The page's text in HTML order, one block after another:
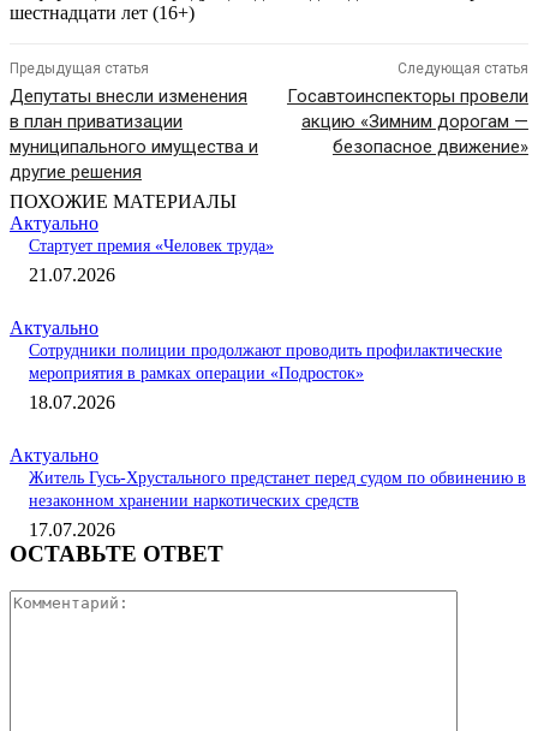
шестнадцати лет (16+)
Предыдущая статья
Депутаты внесли изменения
в план приватизации
муниципального имущества и
другие решения
Следующая статья
Госавтоинспекторы провели
акцию «Зимним дорогам —
безопасное движение»
ПОХОЖИЕ МАТЕРИАЛЫ
Актуально
Стартует премия «Человек труда»
21.07.2026
Актуально
Сотрудники полиции продолжают проводить профилактические
мероприятия в рамках операции «Подросток»
18.07.2026
Актуально
Житель Гусь-Хрустального предстанет перед судом по обвинению в
незаконном хранении наркотических средств
17.07.2026
ОСТАВЬТЕ ОТВЕТ